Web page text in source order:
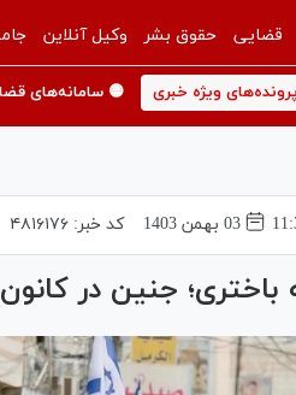
قضایی حقوق بشر وکیل آنلاین
ویژه خبری 🟡 سامانه‌های
03 بهمن 1403 کد خبر:۴۸۱۶۱۷۶
باختری؛ جنین در